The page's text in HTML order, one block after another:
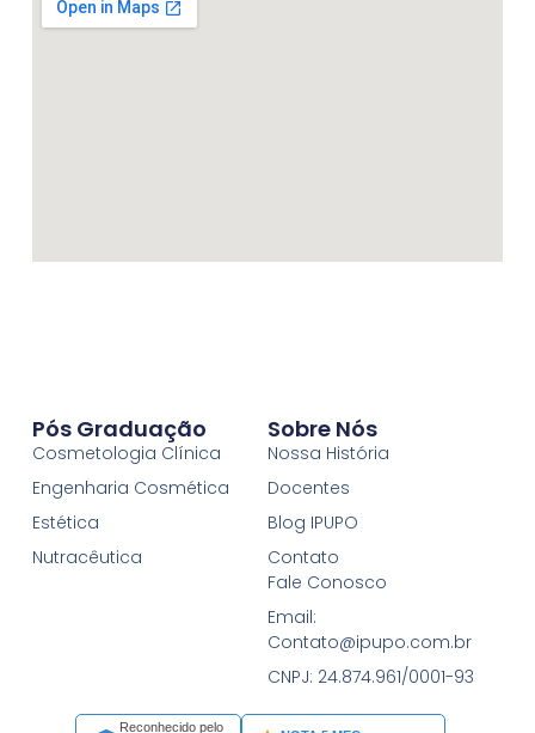
Reconhecido pelo
Pós Graduação
Cosmetologia Clínica
Engenharia Cosmética
Estética
Nutracêutica
Sobre Nós
Nossa História
Docentes
Blog IPUPO
Contato
Fale Conosco
Email:
Contato@ipupo.com.br
CNPJ: 24.874.961/0001-93